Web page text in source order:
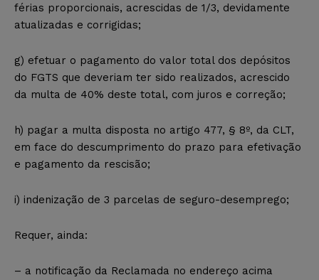
férias proporcionais, acrescidas de 1/3, devidamente
atualizadas e corrigidas;
g) efetuar o pagamento do valor total dos depósitos
do FGTS que deveriam ter sido realizados, acrescido
da multa de 40% deste total, com juros e correção;
h) pagar a multa disposta no artigo 477, § 8º, da CLT,
em face do descumprimento do prazo para efetivação
e pagamento da rescisão;
i) indenização de 3 parcelas de seguro-desemprego;
Requer, ainda:
– a notificação da Reclamada no endereço acima